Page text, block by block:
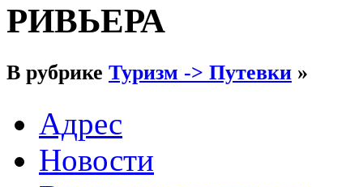
РИВЬЕРА
В рубрике Туризм -> Путевки »
Адрес
Новости